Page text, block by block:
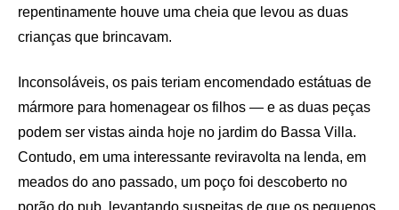
repentinamente houve uma cheia que levou as duas
crianças que brincavam.
Inconsoláveis, os pais teriam encomendado estátuas de
mármore para homenagear os filhos — e as duas peças
podem ser vistas ainda hoje no jardim do Bassa Villa.
Contudo, em uma interessante reviravolta na lenda, em
meados do ano passado, um poço foi descoberto no
porão do pub, levantando suspeitas de que os pequenos